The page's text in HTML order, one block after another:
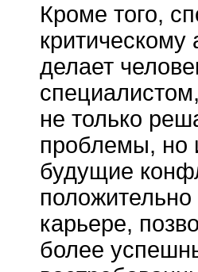
Кроме того,
критическому
делает
не только
проблемы, но
будущие
карьере,
более